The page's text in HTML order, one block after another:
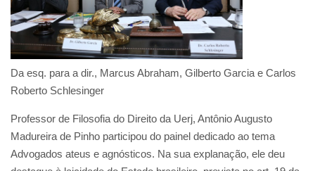
Da esq. para a dir., Marcus Abraham, Gilberto Garcia e Carlos
Roberto Schlesinger
Professor de Filosofia do Direito da Uerj, Antônio Augusto
Madureira de Pinho participou do painel dedicado ao tema
Advogados ateus e agnósticos. Na sua explanação, ele deu